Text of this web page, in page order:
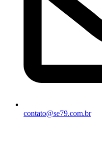
contato@se79.com.br